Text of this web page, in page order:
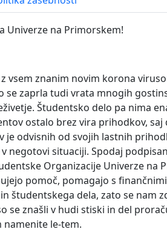
Univerze na Primorskem!
vsem znanim novim korona
se zaprla tudi vrata mnogih
Študentsko delo pa nima
ostalo brez vira prihodkov,
je odvisnih od svojih lastnih
negotovi situaciji. Spodaj
Organizacije Univerze na
pomoč, pomagajo s
študentskega dela, zato se nam
se znašli v hudi stiski in del
le-tem.